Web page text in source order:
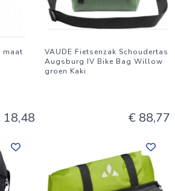
maat
18,48
VAUDE Fietsenzak Schoudertas
Augsburg IV Bike Bag Willow
groen Kaki
€ 88,77